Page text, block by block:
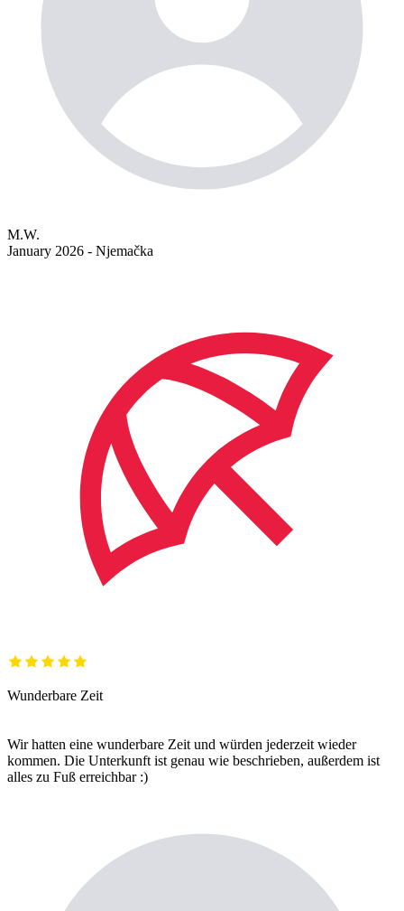
M.W.
January 2026 - Njemačka
Wunderbare Zeit
Wir hatten eine wunderbare Zeit und würden jederzeit wieder
kommen. Die Unterkunft ist genau wie beschrieben, außerdem ist
alles zu Fuß erreichbar :)